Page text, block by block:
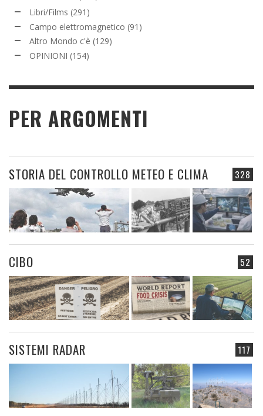
Libri/Films (291)
Campo elettromagnetico (91)
Altro Mondo c'è (129)
OPINIONI (154)
PER ARGOMENTI
328
STORIA DEL CONTROLLO METEO E CLIMA
52
CIBO
117
SISTEMI RADAR